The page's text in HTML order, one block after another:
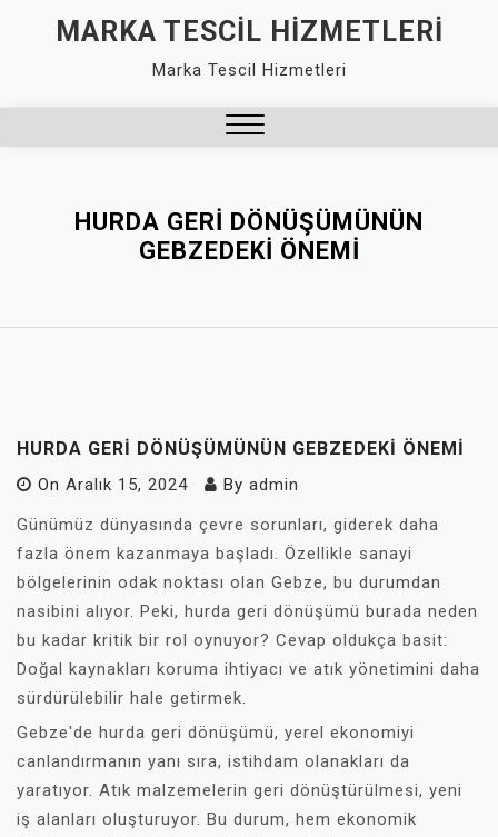
MARKA TESCIL HIZMETLERI
Marka Tescil Hizmetleri
HURDA GERI DÖNÜŞÜMÜNÜN
GEBZEDEKI ÖNEMI
HURDA GERI DÖNÜŞÜMÜNÜN GEBZEDEKI ÖNEMI
On Aralık 15, 2024 By admin
Günümüz dünyasında çevre sorunları, giderek daha
fazla önem kazanmaya başladı. Özellikle sanayi
bölgelerinin odak noktası olan Gebze, bu durumdan
nasibini alıyor. Peki, hurda geri dönüşümü burada neden
bu kadar kritik bir rol oynuyor? Cevap oldukça basit:
Doğal kaynakları koruma ihtiyacı ve atık yönetimini daha
sürdürülebilir hale getirmek.
Gebze'de hurda geri dönüşümü, yerel ekonomiyi
canlandırmanın yanı sıra, istihdam olanakları da
yaratıyor. Atık malzemelerin geri dönüştürülmesi, yeni
iş alanları oluşturuyor. Bu durum, hem ekonomik